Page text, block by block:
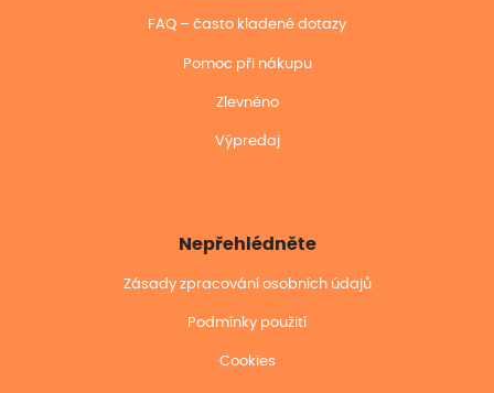
FAQ – často kladené dotazy
Pomoc při nákupu
Zlevněno
Výpredaj
Nepřehlédněte
Zásady zpracování osobních údajů
Podmínky použití
Cookies